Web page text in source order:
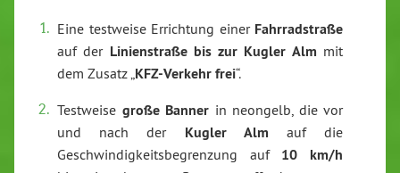
Eine testweise Errichtung einer Fahrradstraße
auf der Linienstraße bis zur Kugler Alm mit
dem Zusatz „ KFZ-Verkehr frei“.
Testweise große Banner in neongelb, die vor
und nach der Kugler Alm auf die
Geschwindigkeitsbegrenzung auf 10 km/h